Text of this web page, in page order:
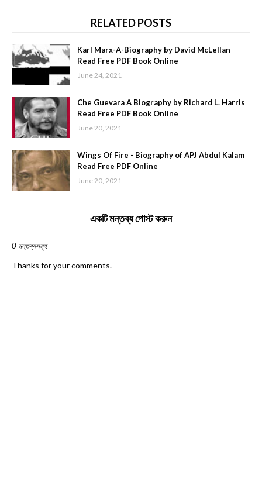
RELATED POSTS
Karl Marx-A-Biography by David McLellan
Read Free PDF Book Online
June 24, 2021
Che Guevara A Biography by Richard L. Harris
Read Free PDF Book Online
June 20, 2021
Wings Of Fire - Biography of APJ Abdul Kalam
Read Free PDF Online
June 20, 2021
একটি মন্তব্য পোস্ট করুন
0 মন্তব্যসমূহ
Thanks for your comments.